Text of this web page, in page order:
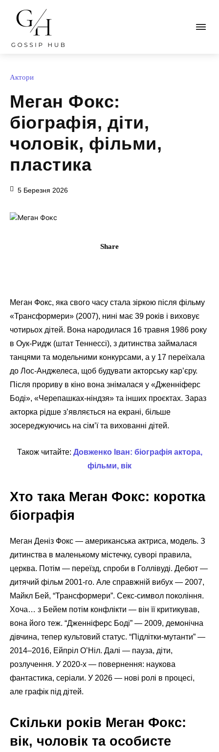
Актори
Меган Фокс:
біографія, діти,
чоловік, фільми,
пластика
5 Березня 2026
Share
Меган Фокс, яка свого часу стала зіркою після фільму
«Трансформери» (2007), нині має 39 років і виховує
чотирьох дітей. Вона народилася 16 травня 1986 року
в Оук-Ридж (штат Теннессі), з дитинства займалася
танцями та модельними конкурсами, а у 17 переїхала
до Лос-Анджелеса, щоб будувати акторську кар’єру.
Після прориву в кіно вона знімалася у «Дженніферс
Боді», «Черепашках-ніндзя» та інших проєктах. Зараз
акторка рідше з’являється на екрані, більше
зосереджуючись на сім’ї та вихованні дітей.
Також читайте: Довженко Іван: біографія актора,
фільми, вік
Хто така Меган Фокс: коротка
біографія
Меган Деніз Фокс — американська актриса, модель. З
дитинства в маленькому містечку, суворі правила,
церква. Потім — переїзд, спроби в Голлівуді. Дебют —
дитячий фільм 2001-го. Але справжній вибух — 2007,
Майкл Бей, “Трансформери”. Секс-символ покоління.
Хоча… з Бейем потім конфлікти — він її критикував,
вона його теж. “Дженніферс Боді” — 2009, демонічна
дівчина, тепер культовий статус. “Підлітки-мутанти” —
2014–2016, Ейпріл О’Ніл. Далі — пауза, діти,
розлучення. У 2020-х — повернення: наукова
фантастика, серіали. У 2026 — нові ролі в процесі,
але графік під дітей.
Скільки років Меган Фокс:
вік, чоловік та особисте